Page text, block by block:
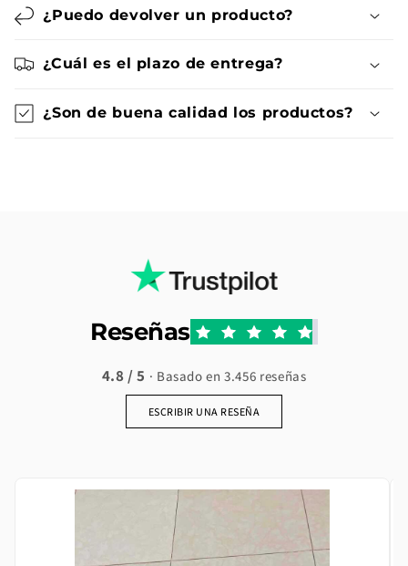
¿Puedo devolver un producto?
¿Cuál es el plazo de entrega?
¿Son de buena calidad los productos?
Reseñas
4.8 / 5 · Basado en 3.456 reseñas
ESCRIBIR UNA RESEÑA